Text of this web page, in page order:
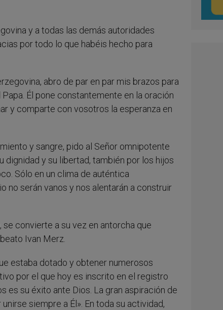
y a todas las demás autoridades
por todo lo que habéis hecho para
abro de par en par mis brazos para
Él pone constantemente en la oración
y comparte con vosotros la esperanza en
y sangre, pido al Señor omnipotente
y su libertad, también por los hijos
Sólo en un clima de auténtica
serán vanos y nos alentarán a construir
se convierte a su vez en antorcha que
Ivan Merz.
estaba dotado y obtener numerosos
por el que hoy es inscrito en el registro
es su éxito ante Dios. La gran aspiración de
siempre a Él». En toda su actividad,